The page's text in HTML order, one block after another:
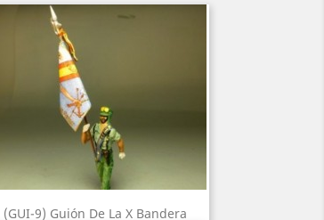
(GUI-9) Guión De La X Bandera